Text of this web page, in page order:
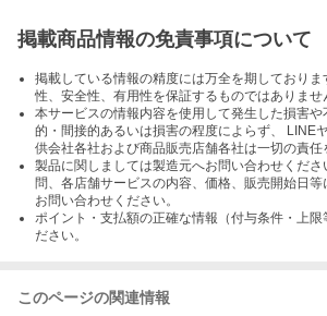
掲載商品情報の免責事項について
掲載している情報の精度には万全を期しており
性、安全性、有用性を保証するものではありませ
本サービスの情報内容を使用して発生した損害
的・間接的あるいは損害の程度によらず、 LINE
供会社各社および商品販売店舗各社は一切の責任
製品に関しましては製造元へお問い合わせくだ
問、各店舗サービスの内容、価格、販売開始日
お問い合わせください。
ポイント・支払額の正確な情報（付与条件・上限
ださい。
このページの関連情報